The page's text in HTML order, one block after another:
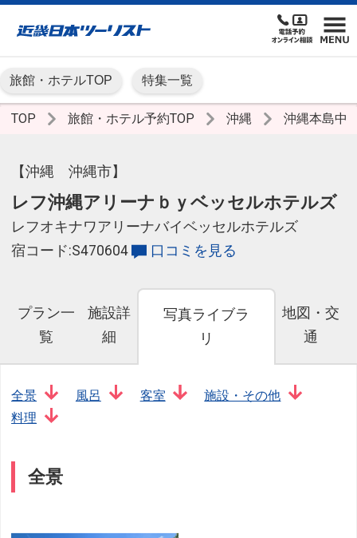
旅館・ホテルTOP 特集一覧
TOP 旅館・ホテル予約TOP 沖縄 沖縄本島中
【沖縄 沖縄市】
レフ沖縄アリーナｂｙベッセルホテルズ
レフオキナワアリーナバイベッセルホテルズ
宿コード:S470604
口コミを見る
プラン一
覧
施設詳
細
写真ライブラ
リ
地図・交
通
全景 風呂 客室
施設・その他
料理
全景